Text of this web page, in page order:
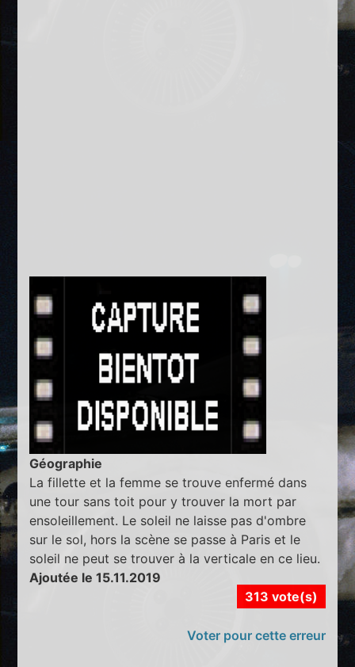
Géographie
La fillette et la femme se trouve enfermé dans
une tour sans toit pour y trouver la mort par
ensoleillement. Le soleil ne laisse pas d'ombre
sur le sol, hors la scène se passe à Paris et le
soleil ne peut se trouver à la verticale en ce lieu.
Ajoutée le 15.11.2019
313 vote(s)
Voter pour cette erreur